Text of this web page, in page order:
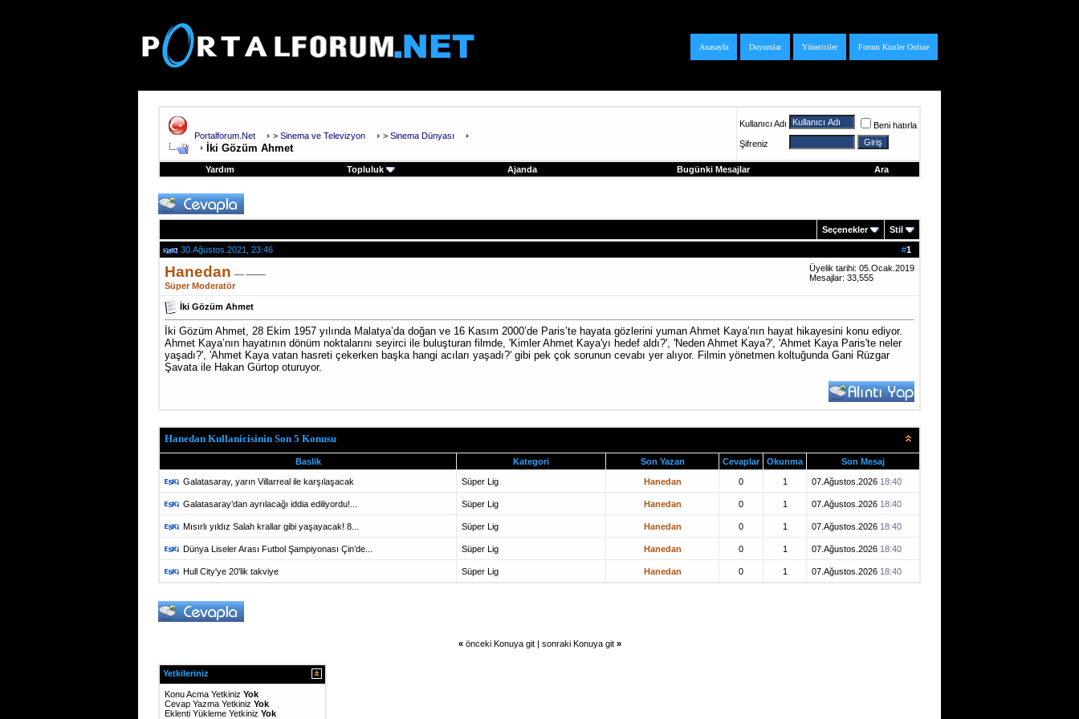
Forum Kimler Online
Yöneticiler
Duyurular
Anasayfa
Portalforum.Net > Sinema ve Televizyon > Sinema Dünyası
İki Gözüm Ahmet
Kullanıcı Adı
Beni hatırla
Şifreniz
Yardım Topluluk Ajanda Bugünki Mesajlar Ara
Seçenekler Stil
#1
30.Ağustos.2021, 23:46
Hanedan
Süper Moderatör
Üyelik tarihi: 05.Ocak.2019
Mesajlar: 33,555
İki Gözüm Ahmet
İki Gözüm Ahmet, 28 Ekim 1957 yılında Malatya’da doğan ve 16 Kasım 2000’de Paris’te hayata gözlerini yuman Ahmet Kaya’nın hayat hikayesini konu ediyor.
Ahmet Kaya’nın hayatının dönüm noktalarını seyirci ile buluşturan filmde, 'Kimler Ahmet Kaya'yı hedef aldı?', 'Neden Ahmet Kaya?', 'Ahmet Kaya Paris'te neler
yaşadı?', 'Ahmet Kaya vatan hasreti çekerken başka hangi acıları yaşadı?' gibi pek çok sorunun cevabı yer alıyor. Filmin yönetmen koltuğunda Gani Rüzgar
Şavata ile Hakan Gürtop oturuyor.
Hanedan Kullanicisinin Son 5 Konusu
Baslik Kategori Son Yazan Cevaplar Okunma Son Mesaj
Galatasaray, yarın Villarreal ile karşılaşacak Süper Lig Hanedan 0 1 07.Ağustos.2026 18:40
Galatasaray’dan ayrılacağı iddia ediliyordu!... Süper Lig Hanedan 0 1 07.Ağustos.2026 18:40
Mısırlı yıldız Salah krallar gibi yaşayacak! 8... Süper Lig Hanedan 0 1 07.Ağustos.2026 18:40
Dünya Liseler Arası Futbol Şampiyonası Çin’de... Süper Lig Hanedan 0 1 07.Ağustos.2026 18:40
Hull City'ye 20'lik takviye Süper Lig Hanedan 0 1 07.Ağustos.2026 18:40
« önceki Konuya git| sonraki Konuya git »
Yetkileriniz
Konu Acma Yetkiniz Yok
Cevap Yazma Yetkiniz Yok
Eklenti Yükleme Yetkiniz Yok